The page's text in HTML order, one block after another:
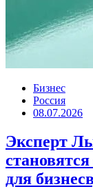
Бизнес
Россия
08.07.2026
Эксперт
для